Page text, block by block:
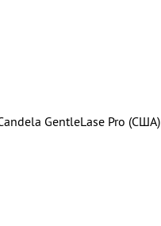
GentleLase Pro (США)